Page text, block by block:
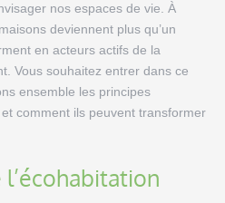
nos espaces de vie. À
deviennent plus qu’un
en acteurs actifs de la
Vous souhaitez entrer dans ce
ensemble les principes
comment ils peuvent transformer